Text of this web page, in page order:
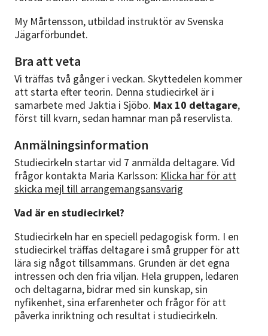
My Mårtensson, utbildad instruktör av Svenska
Jägarförbundet.
Bra att veta
Vi träffas två gånger i veckan. Skyttedelen kommer
att starta efter teorin. Denna studiecirkel är i
samarbete med Jaktia i Sjöbo. Max 10 deltagare,
först till kvarn, sedan hamnar man på reservlista.
Anmälningsinformation
Studiecirkeln startar vid 7 anmälda deltagare. Vid
frågor kontakta Maria Karlsson: Klicka här för att
skicka mejl till arrangemangsansvarig
Vad är en studiecirkel?
Studiecirkeln har en speciell pedagogisk form. I en
studiecirkel träffas deltagare i små grupper för att
lära sig något tillsammans. Grunden är det egna
intressen och den fria viljan. Hela gruppen, ledaren
och deltagarna, bidrar med sin kunskap, sin
nyfikenhet, sina erfarenheter och frågor för att
påverka inriktning och resultat i studiecirkeln.